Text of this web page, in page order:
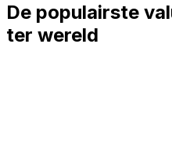
De populairste
ter wereld